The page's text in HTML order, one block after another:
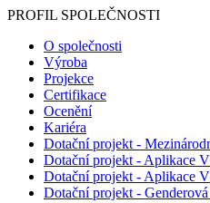
PROFIL SPOLEČNOSTI
O společnosti
Výroba
Projekce
Certifikace
Ocenění
Kariéra
Dotační projekt -
Dotační projekt - Aplikace
Dotační projekt - Aplikace
Dotační projekt -